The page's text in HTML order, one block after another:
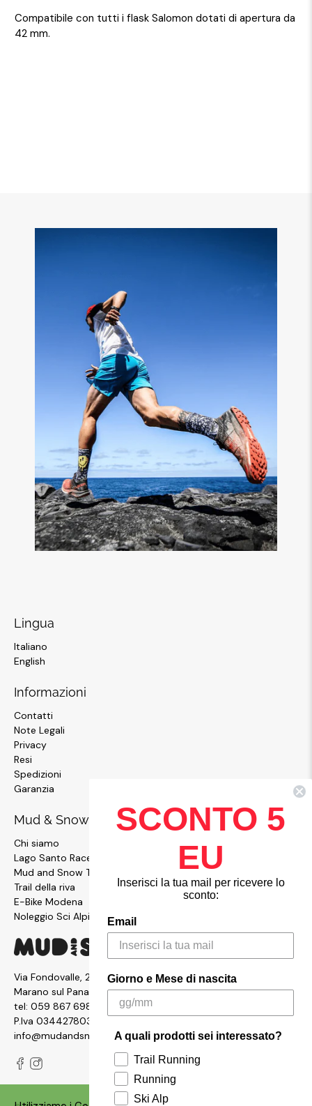
Compatibile con tutti i flask Salomon dotati di apertura da
42 mm.
Lingua
Italiano
English
Informazioni
Contatti
Note Legali
Privacy
Resi
Spedizioni
Garanzia
Mud & Snow
Chi siamo
Lago Santo Race
Mud and Snow Team
Trail della riva
E-Bike Modena
Noleggio Sci Alpinismo
Via Fondovalle, 2876, 41054
Marano sul Panaro MO
tel: 059 867 6987
P.Iva 03442780361
info@mudandsnow.com
SCONTO 5
EU
Inserisci la tua mail per ricevere lo
sconto:
Email
Giorno e Mese di nascita
A quali prodotti sei interessato?
Trail Running
Running
Ski Alp